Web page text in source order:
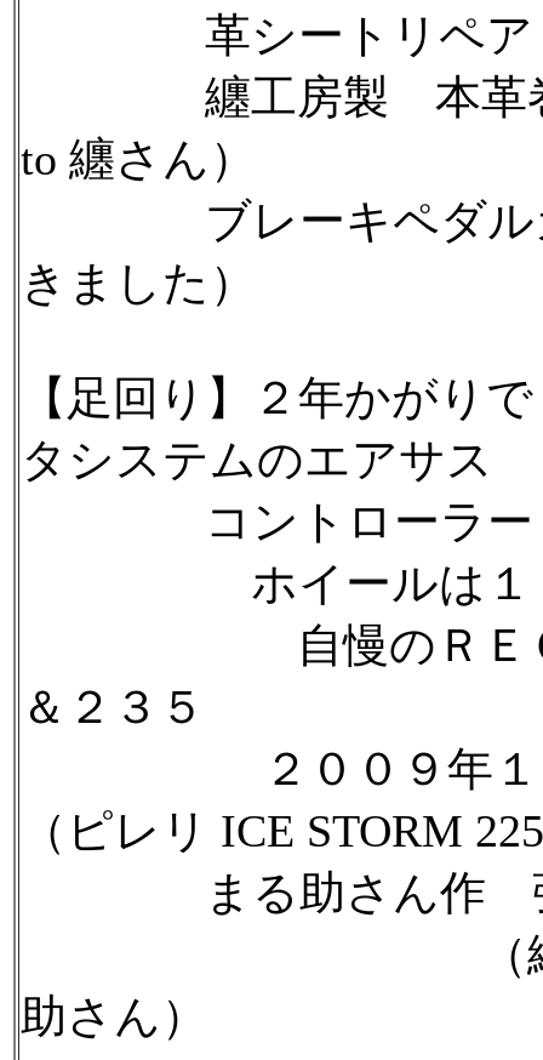
革シートリペア（
纏工房製 本革巻き
to 纏さん）
ブレーキペダルカ
きました）
【足回り】２年かがり
タシステムのエアサス
コントローラー（
ホイールは１７ｉ
自慢のＲＥＧＮ
＆２３５
２００９年１２月
（ピレリ ICE STORM
まる助さん作 強化
（絶好調！
助さん）